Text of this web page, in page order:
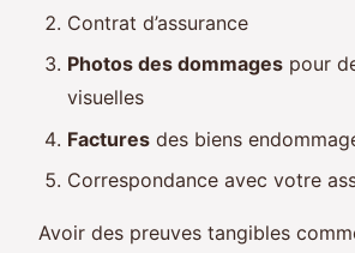
Contrat d’assurance
Photos des dommages pour
visuelles
Factures des biens
Correspondance avec votre
Avoir des preuves tangibles